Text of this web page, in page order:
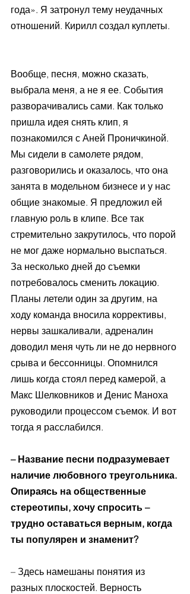
года». Я затронул тему неудачных
отношений. Кирилл создал куплеты.
Вообще, песня, можно сказать,
выбрала меня, а не я ее. События
разворачивались сами. Как только
пришла идея снять клип, я
познакомился с Аней Проничкиной.
Мы сидели в самолете рядом,
разговорились и оказалось, что она
занята в модельном бизнесе и у нас
общие знакомые. Я предложил ей
главную роль в клипе. Все так
стремительно закрутилось, что порой
не мог даже нормально выспаться.
За несколько дней до съемки
потребовалось сменить локацию.
Планы летели один за другим, на
ходу команда вносила коррективы,
нервы зашкаливали, адреналин
доводил меня чуть ли не до нервного
срыва и бессонницы. Опомнился
лишь когда стоял перед камерой, а
Макс Шелковников и Денис Маноха
руководили процессом съемок. И вот
тогда я расслабился.
– Название песни подразумевает
наличие любовного треугольника.
Опираясь на общественные
стереотипы, хочу спросить –
трудно оставаться верным, когда
ты популярен и знаменит?
– Здесь намешаны понятия из
разных плоскостей. Верность